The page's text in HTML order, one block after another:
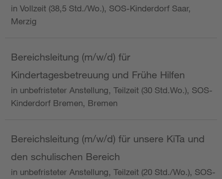
in Vollzeit (38,5 Std./Wo.), SOS-Kinderdorf Saar,
Merzig
Bereichsleitung (m/w/d) für
Kindertagesbetreuung und Frühe Hilfen
in unbefristeter Anstellung, Teilzeit (30 Std.Wo.), SOS-
Kinderdorf Bremen, Bremen
Bereichsleitung (m/w/d) für unsere KiTa und
den schulischen Bereich
in unbefristeter Anstellung, Teilzeit (20 Std./Wo.), SOS-